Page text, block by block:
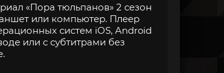
«Пора тюльпанов» 2 сезон
или компьютер. Плеер
систем iOS, Android
или с субтитрами без